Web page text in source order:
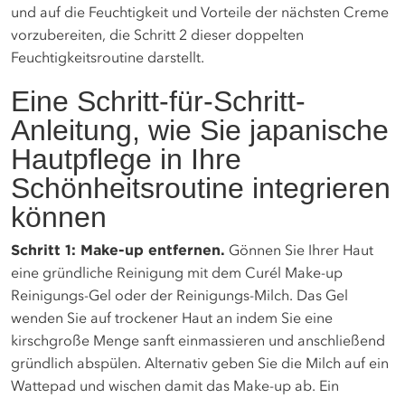
und auf die Feuchtigkeit und Vorteile der nächsten Creme
vorzubereiten, die Schritt 2 dieser doppelten
Feuchtigkeitsroutine darstellt.
Eine Schritt-für-Schritt-
Anleitung, wie Sie japanische
Hautpflege in Ihre
Schönheitsroutine integrieren
können
Schritt 1: Make-up entfernen. Gönnen Sie Ihrer Haut
eine gründliche Reinigung mit dem Curél Make-up
Reinigungs-Gel oder der Reinigungs-Milch. Das Gel
wenden Sie auf trockener Haut an indem Sie eine
kirschgroße Menge sanft einmassieren und anschließend
gründlich abspülen. Alternativ geben Sie die Milch auf ein
Wattepad und wischen damit das Make-up ab. Ein